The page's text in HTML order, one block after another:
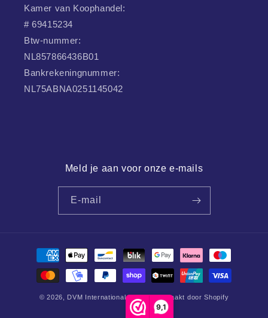
9,1
Kamer van Koophandel:
# 69415234
Btw-nummer:
NL857866436B01
Bankrekeningnummer:
NL75ABNA0251145042
Meld je aan voor onze e-mails
E-mail
Betaalmethoden
© 2026, DVM International Mogelijk gemaakt door Shopify